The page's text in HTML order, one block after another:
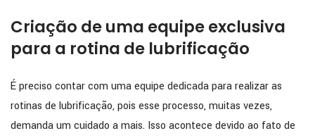
Criação de uma equipe exclusiva
para a rotina de lubrificação
É preciso contar com uma equipe dedicada para realizar as
rotinas de lubrificação, pois esse processo, muitas vezes,
demanda um cuidado a mais. Isso acontece devido ao fato de